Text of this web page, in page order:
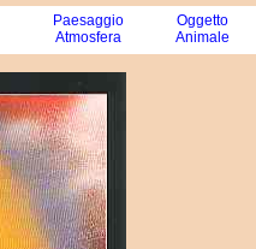
Paesaggio
Oggetto
Atmosfera Animale